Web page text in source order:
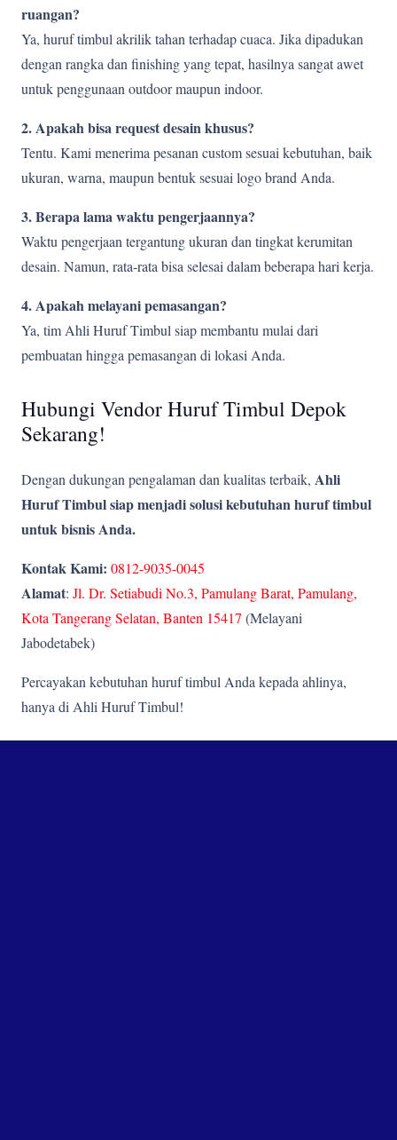
ruangan?
Ya, huruf timbul akrilik tahan terhadap cuaca. Jika dipadukan
dengan rangka dan finishing yang tepat, hasilnya sangat awet
untuk penggunaan outdoor maupun indoor.
2. Apakah bisa request desain khusus?
Tentu. Kami menerima pesanan custom sesuai kebutuhan, baik
ukuran, warna, maupun bentuk sesuai logo brand Anda.
3. Berapa lama waktu pengerjaannya?
Waktu pengerjaan tergantung ukuran dan tingkat kerumitan
desain. Namun, rata-rata bisa selesai dalam beberapa hari kerja.
4. Apakah melayani pemasangan?
Ya, tim Ahli Huruf Timbul siap membantu mulai dari
pembuatan hingga pemasangan di lokasi Anda.
Hubungi Vendor Huruf Timbul Depok
Sekarang!
Dengan dukungan pengalaman dan kualitas terbaik, Ahli
Huruf Timbul siap menjadi solusi kebutuhan huruf timbul
untuk bisnis Anda.
Kontak Kami: 0812-9035-0045
Alamat: Jl. Dr. Setiabudi No.3, Pamulang Barat, Pamulang,
Kota Tangerang Selatan, Banten 15417 (Melayani
Jabodetabek)
Percayakan kebutuhan huruf timbul Anda kepada ahlinya,
hanya di Ahli Huruf Timbul!